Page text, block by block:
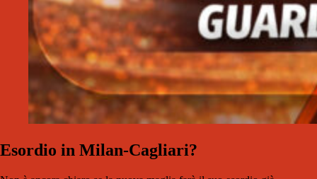
Esordio in Milan-Cagliari?